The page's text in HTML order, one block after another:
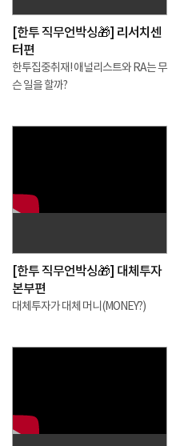
[한투 직무언박싱🎁] 리서치센
터편
한투집중취재! 애널리스트와 RA는 무
슨 일을 할까?
[한투 직무언박싱🎁] 대체투자
본부편
대체투자가 대체 머니(MONEY?)